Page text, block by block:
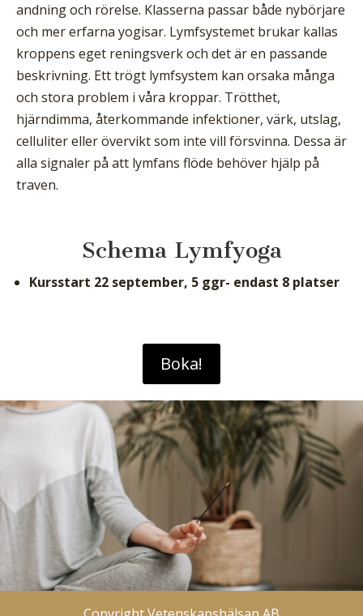
andning och rörelse. Klasserna passar både nybörjare
och mer erfarna yogisar. Lymfsystemet brukar kallas
kroppens eget reningsverk och det är en passande
beskrivning. Ett trögt lymfsystem kan orsaka många
och stora problem i våra kroppar. Trötthet,
hjärndimma, återkommande infektioner, värk, utslag,
celluliter eller övervikt som inte vill försvinna. Dessa är
alla signaler på att lymfans flöde behöver hjälp på
traven.
Schema Lymfyoga
Kursstart 22 september, 5 ggr- endast 8 platser
Boka!